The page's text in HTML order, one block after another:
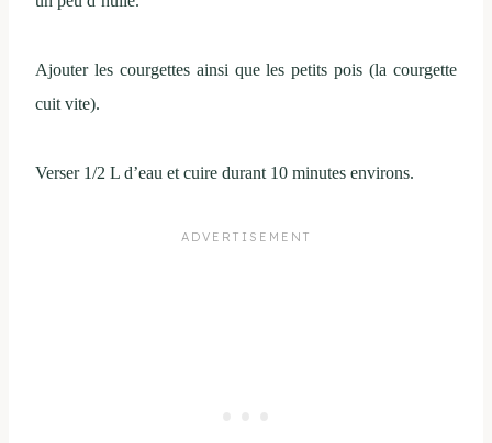
Ajouter les courgettes ainsi que les petits pois (la courgette
cuit vite).
Verser 1/2 L d’eau et cuire durant 10 minutes environs.